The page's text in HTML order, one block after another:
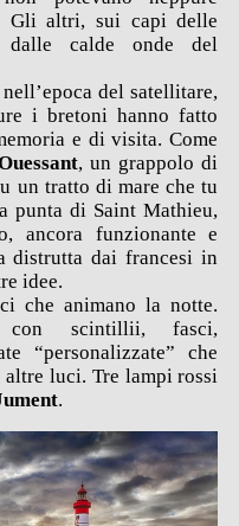
Gli altri, sui capi delle
dalle calde onde del
del satellitare,
i bretoni hanno fatto
e di visita. Come
, un grappolo di
un tratto di mare che tu
punta di Saint Mathieu,
ancora funzionante e
distrutta dai francesi in
idee.
che animano la notte.
con scintillii, fasci,
“personalizzate” che
luci. Tre lampi rossi
.